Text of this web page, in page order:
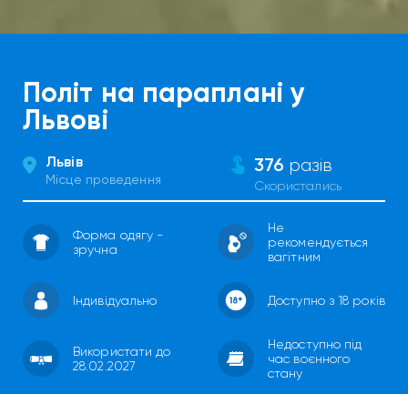
Політ на параплані у
Львові
Львів
Місце проведення
376 разів
Скористались
Форма одягу -
зручна
Не
рекомендується
вагітним
Індивідуально Доступно з 18 років
Використати до
28.02.2027
Недоступно під
час воєнного
стану